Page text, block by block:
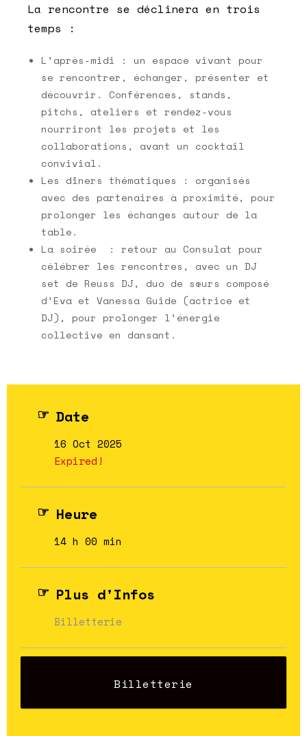
La rencontre se déclinera en trois
temps :
L’après-midi : un espace vivant pour
se rencontrer, échanger, présenter et
découvrir. Conférences, stands,
pitchs, ateliers et rendez-vous
nourriront les projets et les
collaborations, avant un cocktail
convivial.
Les dîners thématiques : organisés
avec des partenaires à proximité, pour
prolonger les échanges autour de la
table.
La soirée : retour au Consulat pour
célébrer les rencontres, avec un DJ
set de Reuss DJ, duo de sœurs composé
d’Eva et Vanessa Guide (actrice et
DJ), pour prolonger l’énergie
collective en dansant.
Date
16 Oct 2025
Expired!
Heure
14 h 00 min
Plus d'Infos
Billetterie
Billetterie